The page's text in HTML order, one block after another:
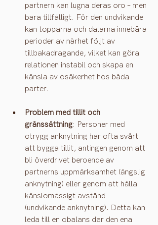
partnern kan lugna deras oro – men
bara tillfälligt. För den undvikande
kan topparna och dalarna innebära
perioder av närhet följt av
tillbakadragande, vilket kan göra
relationen instabil och skapa en
känsla av osäkerhet hos båda
parter​.
Problem med tillit och
gränssättning: Personer med
otrygg anknytning har ofta svårt
att bygga tillit, antingen genom att
bli överdrivet beroende av
partnerns uppmärksamhet (ängslig
anknytning) eller genom att hålla
känslomässigt avstånd
(undvikande anknytning). Detta kan
leda till en obalans där den ena